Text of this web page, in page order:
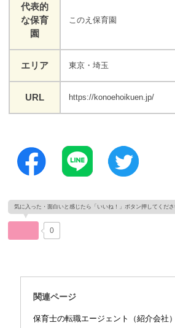
代表的
な保育
園
このえ保育園
エリア 東京・埼玉
URL https://konoehoikuen.jp/
0
関連ページ
保育士の転職エージェント（紹介会社